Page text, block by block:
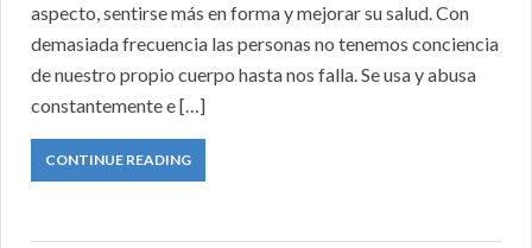
aspecto, sentirse más en forma y mejorar su salud. Con
demasiada frecuencia las personas no tenemos conciencia
de nuestro propio cuerpo hasta nos falla. Se usa y abusa
constantemente e […]
CONTINUE READING